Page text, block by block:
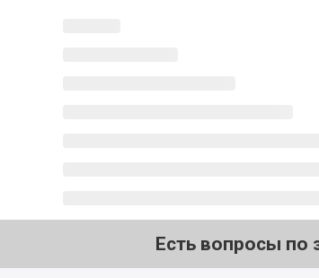
Есть вопросы по